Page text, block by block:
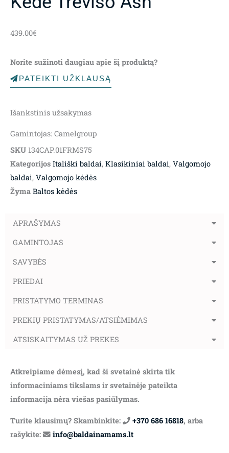
439.00€
Norite sužinoti daugiau apie šį produktą?
PATEIKTI UŽKLAUSĄ
Išankstinis užsakymas
Gamintojas: Camelgroup
SKU 134CAP.01FRMS75
Kategorijos Itališki baldai, Klasikiniai baldai, Valgomojo
baldai, Valgomojo kėdės
Žyma Baltos kėdės
APRAŠYMAS
GAMINTOJAS
SAVYBĖS
PRIEDAI
PRISTATYMO TERMINAS
PREKIŲ PRISTATYMAS/ATSIĖMIMAS
ATSISKAITYMAS UŽ PREKES
Atkreipiame dėmesį, kad ši svetainė skirta tik
informaciniams tikslams ir svetainėje pateikta
informacija nėra viešas pasiūlymas.
Turite klausimų? Skambinkite: +370 686 16818, arba
rašykite:
info@baldainamams.lt